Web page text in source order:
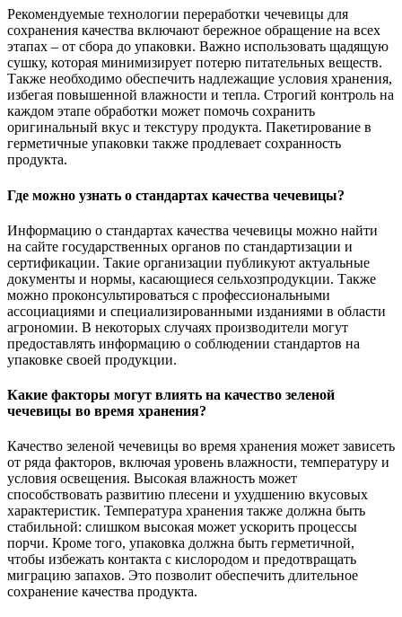
Рекомендуемые технологии переработки чечевицы для
сохранения качества включают бережное обращение на всех
этапах – от сбора до упаковки. Важно использовать щадящую
сушку, которая минимизирует потерю питательных веществ.
Также необходимо обеспечить надлежащие условия хранения,
избегая повышенной влажности и тепла. Строгий контроль на
каждом этапе обработки может помочь сохранить
оригинальный вкус и текстуру продукта. Пакетирование в
герметичные упаковки также продлевает сохранность
продукта.
Где можно узнать о стандартах качества чечевицы?
Информацию о стандартах качества чечевицы можно найти
на сайте государственных органов по стандартизации и
сертификации. Такие организации публикуют актуальные
документы и нормы, касающиеся сельхозпродукции. Также
можно проконсультироваться с профессиональными
ассоциациями и специализированными изданиями в области
агрономии. В некоторых случаях производители могут
предоставлять информацию о соблюдении стандартов на
упаковке своей продукции.
Какие факторы могут влиять на качество зеленой
чечевицы во время хранения?
Качество зеленой чечевицы во время хранения может зависеть
от ряда факторов, включая уровень влажности, температуру и
условия освещения. Высокая влажность может
способствовать развитию плесени и ухудшению вкусовых
характеристик. Температура хранения также должна быть
стабильной: слишком высокая может ускорить процессы
порчи. Кроме того, упаковка должна быть герметичной,
чтобы избежать контакта с кислородом и предотвращать
миграцию запахов. Это позволит обеспечить длительное
сохранение качества продукта.